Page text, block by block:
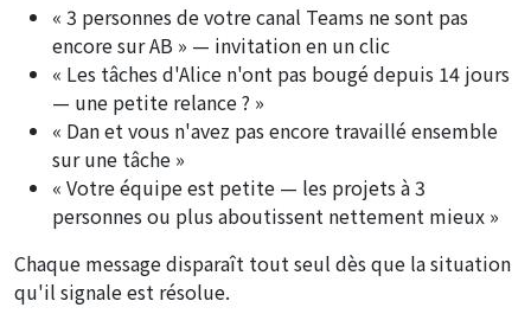
« 3 personnes de votre canal Teams ne sont pas
encore sur AB » — invitation en un clic
« Les tâches d'Alice n'ont pas bougé depuis 14 jours
— une petite relance ? »
« Dan et vous n'avez pas encore travaillé ensemble
sur une tâche »
« Votre équipe est petite — les projets à 3
personnes ou plus aboutissent nettement mieux »
Chaque message disparaît tout seul dès que la situation
qu'il signale est résolue.